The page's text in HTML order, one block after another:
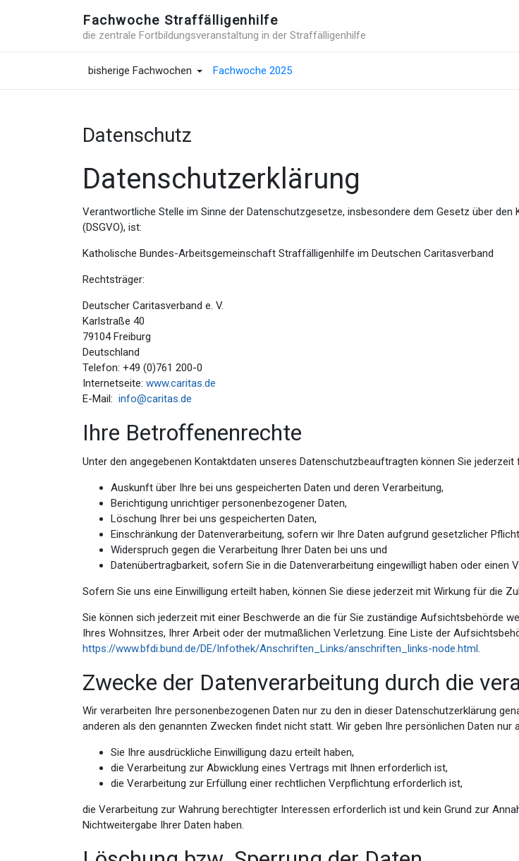
Fachwoche Straffälligenhilfe
die zentrale Fortbildungsveranstaltung in der Straffälligenhilfe
bisherige Fachwochen Fachwoche 2025
Datenschutz
Datenschutzerklärung
Verantwortliche Stelle im Sinne der Datenschutzgesetze, insbesondere dem Gesetz über
(DSGVO), ist:
Katholische Bundes-Arbeitsgemeinschaft Straffälligenhilfe im Deutschen Caritasverband
Rechtsträger:
Deutscher Caritasverband e. V.
Karlstraße 40
79104 Freiburg
Deutschland
Telefon: +49 (0)761 200-0
Internetseite: www.caritas.de
E-Mail: info@caritas.de
Ihre Betroffenenrechte
Unter den angegebenen Kontaktdaten unseres Datenschutzbeauftragten können Sie jederzeit
Auskunft über Ihre bei uns gespeicherten Daten und deren Verarbeitung,
Berichtigung unrichtiger personenbezogener Daten,
Löschung Ihrer bei uns gespeicherten Daten,
Einschränkung der Datenverarbeitung, sofern wir Ihre Daten aufgrund gesetzlicher
Widerspruch gegen die Verarbeitung Ihrer Daten bei uns und
Datenübertragbarkeit, sofern Sie in die Datenverarbeitung eingewilligt haben oder einen
Sofern Sie uns eine Einwilligung erteilt haben, können Sie diese jederzeit mit Wirkung für die
Sie können sich jederzeit mit einer Beschwerde an die für Sie zuständige Aufsichtsbehörde
Ihres Wohnsitzes, Ihrer Arbeit oder der mutmaßlichen Verletzung. Eine Liste der
https://www.bfdi.bund.de/DE/Infothek/Anschriften_Links/anschriften_links-node.html
Zwecke der Datenverarbeitung durch die
Wir verarbeiten Ihre personenbezogenen Daten nur zu den in dieser Datenschutzerklärung
anderen als den genannten Zwecken findet nicht statt. Wir geben Ihre persönlichen Daten nur
Sie Ihre ausdrückliche Einwilligung dazu erteilt haben,
die Verarbeitung zur Abwicklung eines Vertrags mit Ihnen erforderlich ist,
die Verarbeitung zur Erfüllung einer rechtlichen Verpflichtung erforderlich ist,
die Verarbeitung zur Wahrung berechtigter Interessen erforderlich ist und kein Grund zur
Nichtweitergabe Ihrer Daten haben.